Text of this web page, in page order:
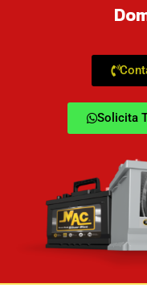
Solicita